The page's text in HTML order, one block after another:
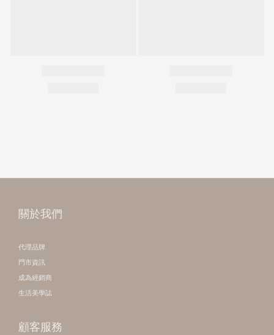
關於我們
代理品牌
門市資訊
成為經銷商
生活美學誌
顧客服務